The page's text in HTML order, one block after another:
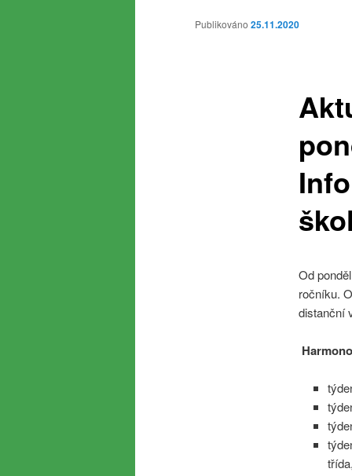
Publikováno 25.11.2020
Od
ročníku.
distanční